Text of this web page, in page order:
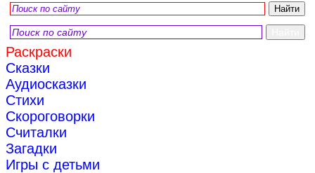
Раскраски
Сказки
Аудиосказки
Стихи
Скороговорки
Считалки
Загадки
Игры с детьми